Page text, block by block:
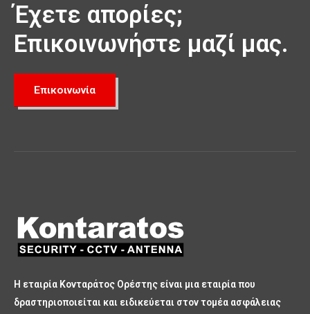
Έχετε απορίες;
Επικοινωνήστε μαζί μας.
Επικοινωνία
Η εταιρία Κονταράτος Ορέστης είναι μια εταιρία που
δραστηριοποιείται και ειδικεύεται στον τομέα ασφάλειας